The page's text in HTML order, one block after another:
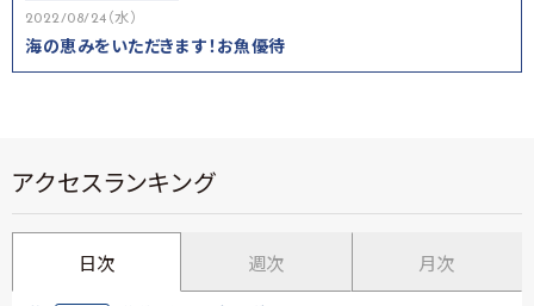
2022/08/24（水）
海の恵みをいただきます！お魚優待
アクセスランキング
日次 週次 月次